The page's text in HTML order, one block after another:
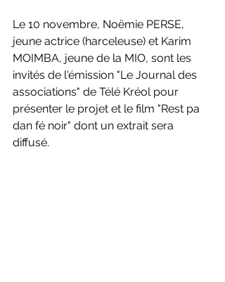
Le 10 novembre, Noëmie PERSE,
jeune actrice (harceleuse) et Karim
MOIMBA, jeune de la MIO, sont les
invités de l'émission "Le Journal des
associations" de Télé Kréol pour
présenter le projet et le film "Rest pa
dan fé noir" dont un extrait sera
diffusé.